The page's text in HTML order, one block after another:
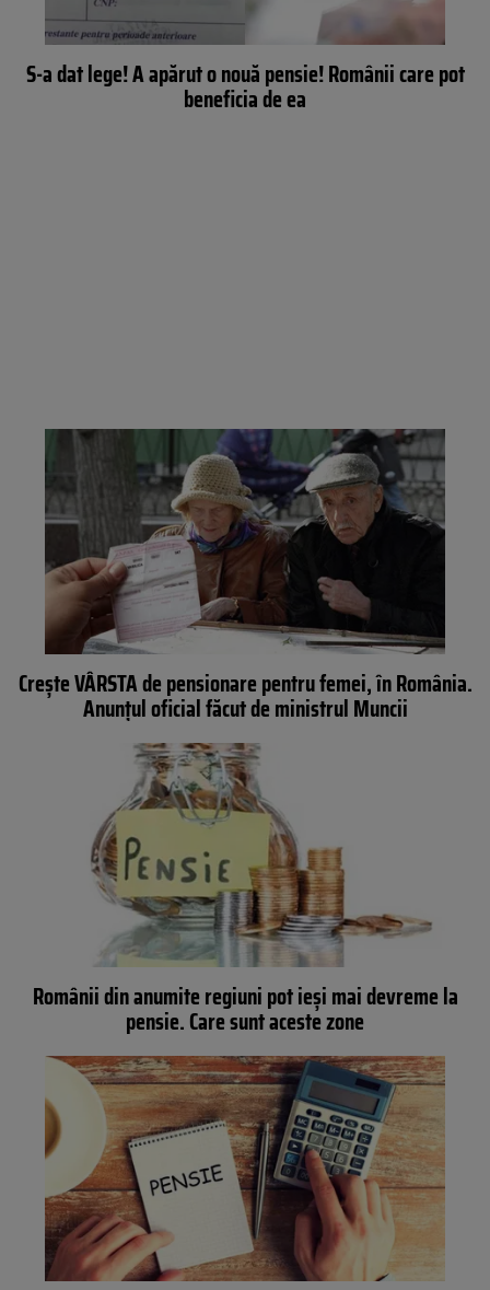
S-a dat lege! A apărut o nouă pensie! Românii care pot
beneficia de ea
Crește VÂRSTA de pensionare pentru femei, în România.
Anunțul oficial făcut de ministrul Muncii
Românii din anumite regiuni pot ieși mai devreme la
pensie. Care sunt aceste zone